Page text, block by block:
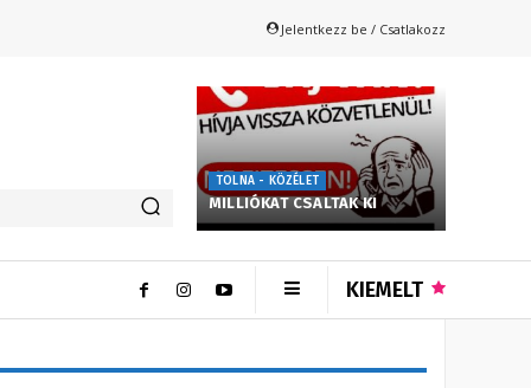
Jelentkezz be / Csatlakozz
TOLNA - KÖZÉLET
MILLIÓKAT CSALTAK KI
KIEMELT